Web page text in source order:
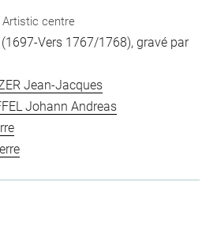
centre
(1697-Vers 1767/1768), gravé par
Jean-Jacques
Johann Andreas